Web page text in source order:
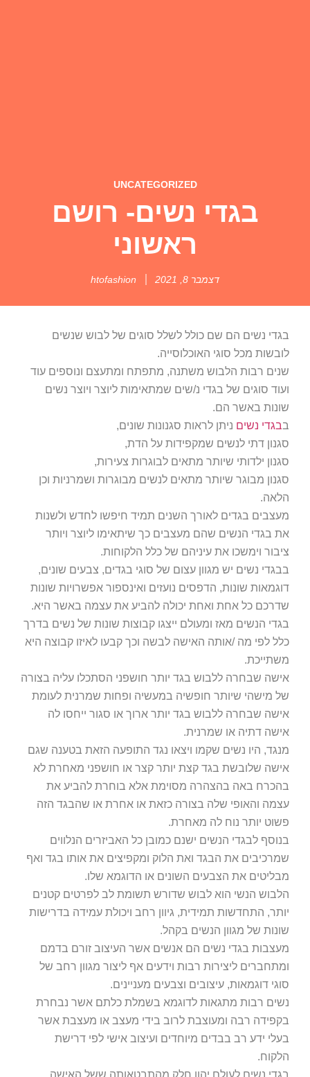
UNCATEGORIZED
בגדי נשים- רושם
ראשוני
דצמבר 8, 2021 htofashion
בגדי נשים הם שם כולל לשלל סוגים של לבוש שנשים
לובשות מכל סוגי האוכלוסייה.
שנים רבות הלבוש משתנה, מתפתח ומתעצם ונוספים עוד
ועוד סוגים של בגדי נ/שים שמתאימות ליוצר ויוצר נשים
שונות באשר הם.
בבגדי נשים ניתן לראות סגנונות שונים,
סגנון דתי לנשים שמקפידות על הדת,
סגנון ילדותי שיותר מתאים לבוגרות צעירות,
סגנון מבוגר שיותר מתאים לנשים מבוגרות ושמרניות וכן
הלאה.
מעצבים בגדים לאורך השנים תמיד חיפשו לחדש ולשנות
את בגדי הנשים שהם מעצבים כך שיתאימו ליוצר ויותר
ציבור וימשכו את עיניהם של כלל הלקוחות.
בבגדי נשים יש מגוון עצום של סוגי בגדים, צבעים שונים,
דוגמאות שונות, הדפסים נועזים ואינספור אפשרויות שונות
שדרכם כל אחת ואחת יכולה להביע את עצמה באשר היא.
בגדי הנשים מאז ומעולם ייצגו קבוצות שונות של נשים בדרך
כלל לפי מה /אותה האישה לבשה וכך קבעו לאיזו קבוצה היא
משתייכת.
אישה שבחרה ללבוש בגד יותר חושפני הסתכלו עליה בצורה
של מישהי שיותר חופשיה במעשיה ופחות שמרנית לעומת
אישה שבחרה ללבוש בגד יותר ארוך או סגור ייחסו לה
אישה דתיה או שמרנית.
מנגד, היו נשים שקמו ויצאו נגד התופעה הזאת בטענה שגם
אישה שלובשת בגד קצת יותר קצר או חושפני מאחרת לא
בהכרח באה בהצהרה מסוימת אלא בוחרת להביע את
עצמה והאופי שלה בצורה כזאת או אחרת או שהבגד הזה
פשוט יותר נוח לה מאחרת.
בנוסף לבגדי הנשים ישנם כמובן כל האביזרים הנלווים
שמרכיבים את הבגד ואת הלוק ומקפיצים את אותו בגד ואף
מבליטים את הצבעים השונים או הדוגמא שלו.
הלבוש הנשי הוא לבוש שדורש תשומת לב לפרטים קטנים
יותר, התחדשות תמידית, גיוון רחב ויכולת עמידה בדרישות
שונות של מגוון הנשים בקהל.
מעצבות בגדי נשים הם אנשים אשר העיצוב זורם בדמם
ומתחברים ליצירות רבות וידעים אף ליצור מגוון רחב של
סוגי דוגמאות, עיצובים וצבעים מעניינים.
נשים רבות מתגאות לדוגמא בשמלת כלתם אשר נבחרת
בקפידה רבה ומעוצבת לרוב בידי מעצב או מעצבת אשר
בעלי ידע רב בבדים מיוחדים ועיצוב אישי לפי דרישת
הלקוח.
בגדי נשים לעולם יהוו חלק מהתבטאותה ששל האישה